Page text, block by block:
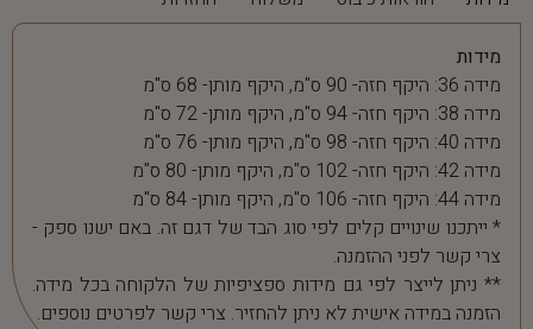
מידות
מידה 36: היקף חזה- 90 ס"מ, היקף מותן- 68 ס"מ
מידה 38: היקף חזה- 94 ס"מ, היקף מותן- 72 ס"מ
מידה 40: היקף חזה- 98 ס"מ, היקף מותן- 76 ס"מ
מידה 42: היקף חזה- 102 ס"מ, היקף מותן- 80 ס"מ
מידה 44: היקף חזה- 106 ס"מ, היקף מותן- 84 ס"מ
* ייתכנו שינויים קלים לפי סוג הבד של דגם זה. באם ישנו ספק -
צרי קשר לפני ההזמנה.
** ניתן לייצר לפי גם מידות ספציפיות של הלקוחה בכל מידה.
הזמנה במידה אישית לא ניתן להחזיר. צרי קשר לפרטים נוספים.